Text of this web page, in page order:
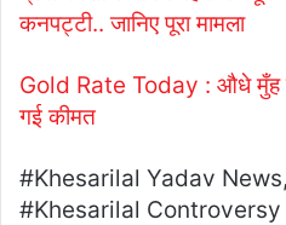
कनपट्टी.. जानिए पूरा मामला
Gold Rate Today : औधे मुँह
गई कीमत
#Khesarilal Yadav
#Khesarilal Controversy